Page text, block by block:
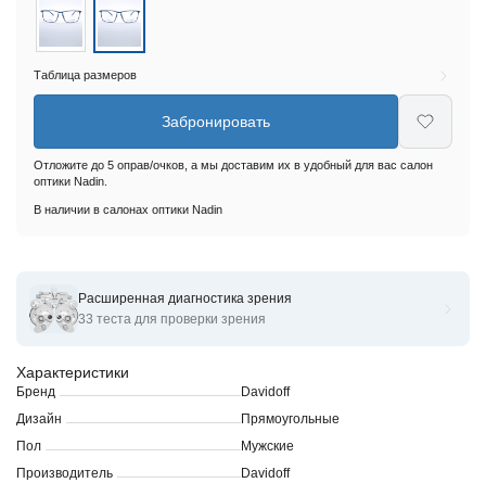
Оправы для очков корригирующих Davidoff DAT 126
Характеристики
Бренд
Davidoff
Дизайн
Прямоугольные
Пол
Мужские
Производитель
Davidoff
Таблица размеров
Забронировать
Отложите до 5 оправ/очков, а мы доставим их в удобный для вас салон
оптики Nadin.
В наличии в салонах оптики Nadin
Расширенная диагностика зрения
33 теста для проверки зрения